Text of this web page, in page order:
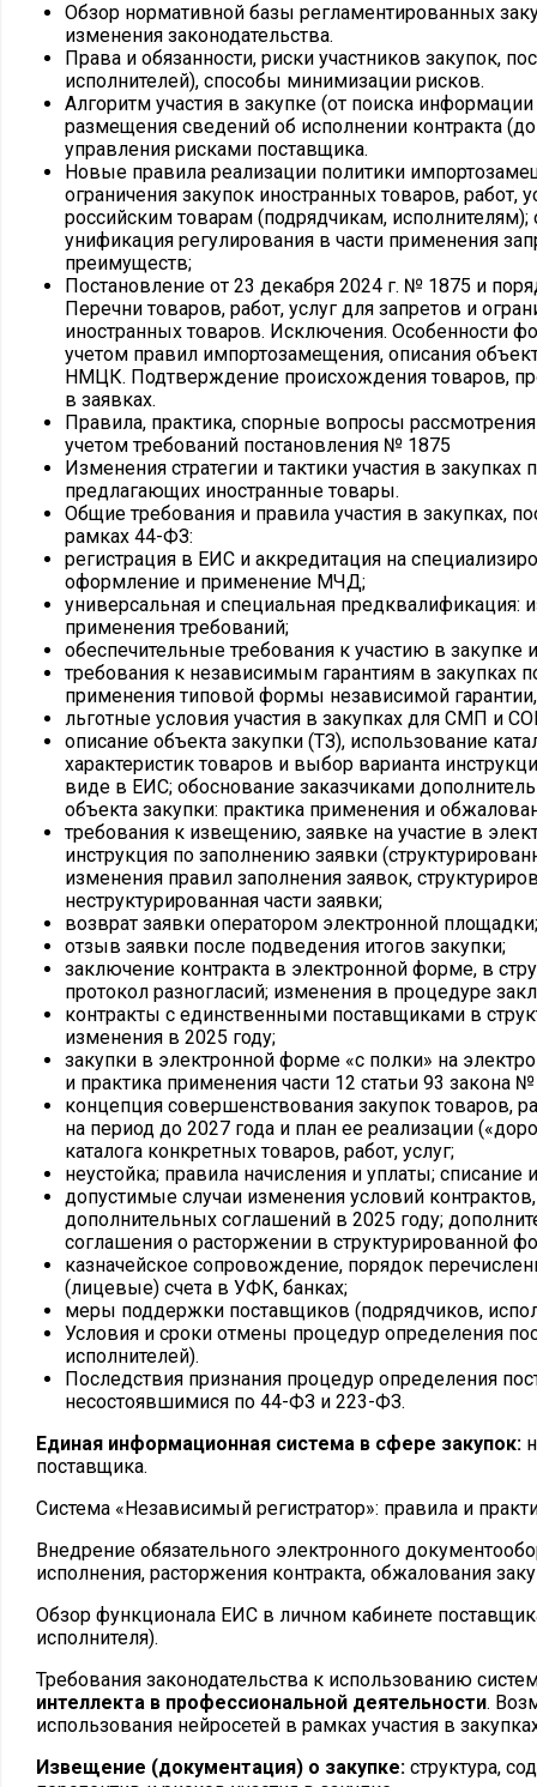
Обзор нормативной базы регламентированных
изменения законодательства.
Права и обязанности, риски участников закупок,
исполнителей), способы минимизации рисков.
Алгоритм участия в закупке (от поиска
размещения сведений об исполнении контракта
управления рисками поставщика.
Новые правила реализации политики
ограничения закупок иностранных товаров, работ,
российским товарам (подрядчикам, исполнителям);
унификация регулирования в части применения
преимуществ;
Постановление от 23 декабря 2024 г. № 1875 и
Перечни товаров, работ, услуг для запретов и
иностранных товаров. Исключения. Особенности
учетом правил импортозамещения, описания
НМЦК. Подтверждение происхождения товаров,
в заявках.
Правила, практика, спорные вопросы
учетом требований постановления № 1875
Изменения стратегии и тактики участия в закупках
предлагающих иностранные товары.
Общие требования и правила участия в закупках,
рамках 44-ФЗ:
регистрация в ЕИС и аккредитация на
оформление и применение МЧД;
универсальная и специальная предквалификация:
применения требований;
обеспечительные требования к участию в закупке
требования к независимым гарантиям в закупках
применения типовой формы независимой
льготные условия участия в закупках для СМП и
описание объекта закупки (ТЗ), использование
характеристик товаров и выбор варианта
виде в ЕИС; обоснование заказчиками
объекта закупки: практика применения и
требования к извещению, заявке на участие в
инструкция по заполнению заявки
изменения правил заполнения заявок,
неструктурированная части заявки;
возврат заявки оператором электронной
отзыв заявки после подведения итогов закупки;
заключение контракта в электронной форме, в
протокол разногласий; изменения в процедуре
контракты с единственными поставщиками в
изменения в 2025 году;
закупки в электронной форме «с полки» на
и практика применения части 12 статьи 93 закона
концепция совершенствования закупок товаров,
на период до 2027 года и план ее реализации
каталога конкретных товаров, работ, услуг;
неустойка; правила начисления и уплаты; списание
допустимые случаи изменения условий
дополнительных соглашений в 2025 году;
соглашения о расторжении в структурированной
казначейское сопровождение, порядок
(лицевые) счета в УФК, банках;
меры поддержки поставщиков (подрядчиков,
Условия и сроки отмены процедур определения
исполнителей).
Последствия признания процедур определения
несостоявшимися по 44-ФЗ и 223-ФЗ.
Единая информационная система в сфере закупок:
поставщика.
Система «Независимый регистратор»: правила и
Внедрение обязательного электронного
исполнения, расторжения контракта, обжалования
Обзор функционала ЕИС в личном кабинете
исполнителя).
Требования законодательства к использованию
интеллекта в профессиональной деятельности.
использования нейросетей в рамках участия в
Извещение (документация) о закупке: структура,